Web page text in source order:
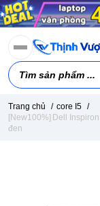
Trang chủ / core I5 /
[New100%] Dell
đen